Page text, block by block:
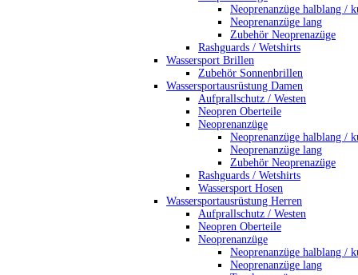
Neoprenanzüge halblang /
Neoprenanzüge lang
Zubehör Neoprenazüge
Rashguards / Wetshirts
Wassersport Brillen
Zubehör Sonnenbrillen
Wassersportausrüstung Damen
Aufprallschutz / Westen
Neopren Oberteile
Neoprenanzüge
Neoprenanzüge halblang /
Neoprenanzüge lang
Zubehör Neoprenazüge
Rashguards / Wetshirts
Wassersport Hosen
Wassersportausrüstung Herren
Aufprallschutz / Westen
Neopren Oberteile
Neoprenanzüge
Neoprenanzüge halblang /
Neoprenanzüge lang